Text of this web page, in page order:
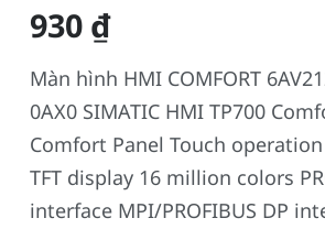
930 ₫
Màn hình HMI COMFORT
0AX0 SIMATIC HMI TP700
Comfort Panel Touch
TFT display 16 million colors
interface MPI/PROFIBUS DP